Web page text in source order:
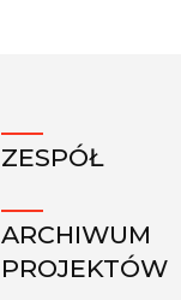
ZESPÓŁ
ARCHIWUM
PROJEKTÓW